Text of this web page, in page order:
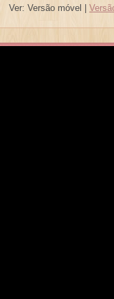
Ver: Versão móvel |